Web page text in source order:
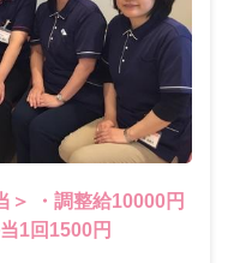
1回1500円